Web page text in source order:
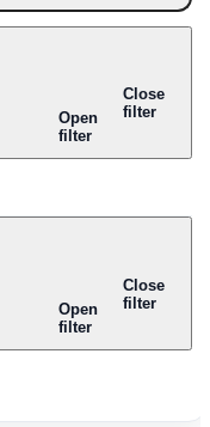
Open
filter
Close
filter
Open
filter
Close
filter